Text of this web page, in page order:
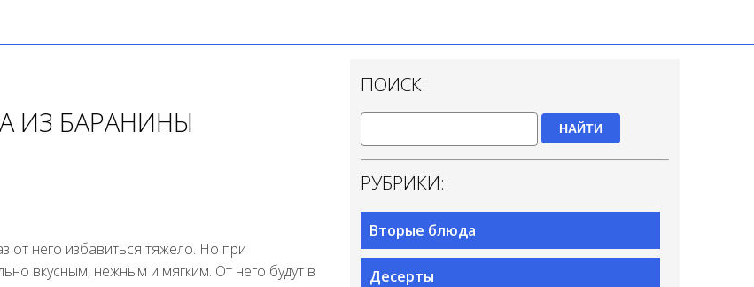
ИЗ БАРАНИНЫ
от него избавиться тяжело. Но при
вкусным, нежным и мягким. От него будут в
ПОИСК:
НАЙТИ
РУБРИКИ:
Вторые блюда
Десерты